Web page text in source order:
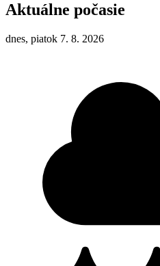
Aktuálne počasie
dnes, piatok 7. 8. 2026